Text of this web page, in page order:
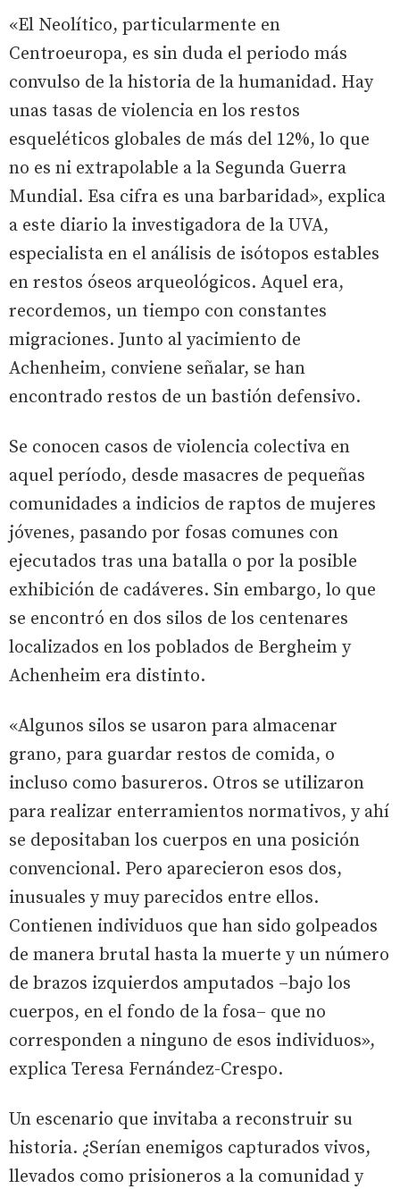
«El Neolítico, particularmente en
Centroeuropa, es sin duda el periodo más
convulso de la historia de la humanidad. Hay
unas tasas de violencia en los restos
esqueléticos globales de más del 12%, lo que
no es ni extrapolable a la Segunda Guerra
Mundial. Esa cifra es una barbaridad», explica
a este diario la investigadora de la UVA,
especialista en el análisis de isótopos estables
en restos óseos arqueológicos. Aquel era,
recordemos, un tiempo con constantes
migraciones. Junto al yacimiento de
Achenheim, conviene señalar, se han
encontrado restos de un bastión defensivo.
Se conocen casos de violencia colectiva en
aquel período, desde masacres de pequeñas
comunidades a indicios de raptos de mujeres
jóvenes, pasando por fosas comunes con
ejecutados tras una batalla o por la posible
exhibición de cadáveres. Sin embargo, lo que
se encontró en dos silos de los centenares
localizados en los poblados de Bergheim y
Achenheim era distinto.
«Algunos silos se usaron para almacenar
grano, para guardar restos de comida, o
incluso como basureros. Otros se utilizaron
para realizar enterramientos normativos, y ahí
se depositaban los cuerpos en una posición
convencional. Pero aparecieron esos dos,
inusuales y muy parecidos entre ellos.
Contienen individuos que han sido golpeados
de manera brutal hasta la muerte y un número
de brazos izquierdos amputados –bajo los
cuerpos, en el fondo de la fosa– que no
corresponden a ninguno de esos individuos»,
explica Teresa Fernández-Crespo.
Un escenario que invitaba a reconstruir su
historia. ¿Serían enemigos capturados vivos,
llevados como prisioneros a la comunidad y